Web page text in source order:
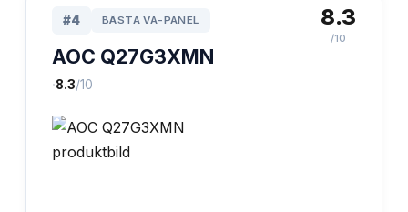
#4 BÄSTA VA-PANEL
AOC Q27G3XMN
·8.3/10
8.3
/10